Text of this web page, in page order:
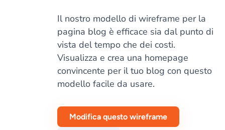
Il nostro modello di wireframe per la
pagina blog è efficace sia dal punto di
vista del tempo che dei costi.
Visualizza e crea una homepage
convincente per il tuo blog con questo
modello facile da usare.
Modifica questo wireframe